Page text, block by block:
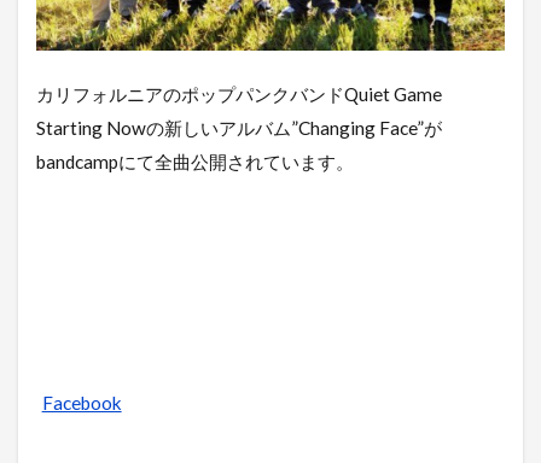
カリフォルニアのポップパンクバンドQuiet Game
Starting Nowの新しいアルバム”Changing Face”が
bandcampにて全曲公開されています。
Facebook